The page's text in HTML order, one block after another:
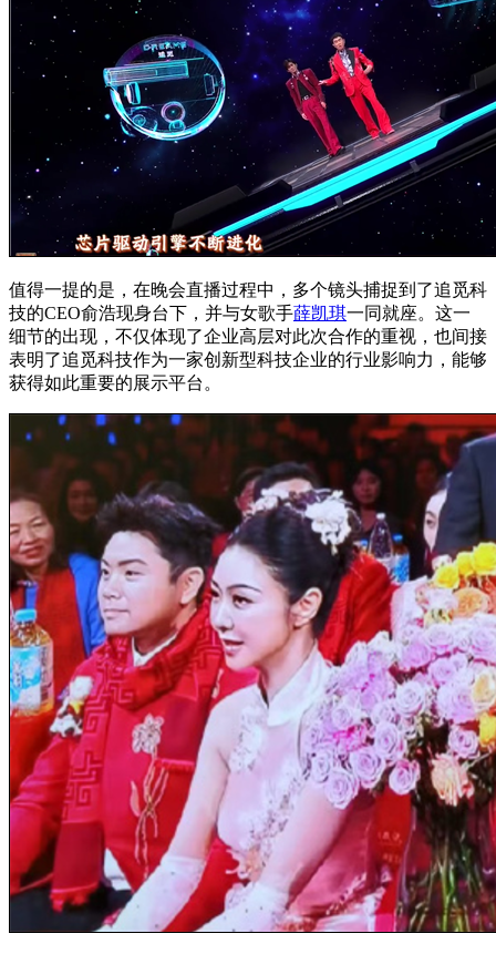
值得一提的是，在晚会直播过程中，多个镜头捕捉到了追觅科
技的CEO俞浩现身台下，并与女歌手薛凯琪一同就座。这一
细节的出现，不仅体现了企业高层对此次合作的重视，也间接
表明了追觅科技作为一家创新型科技企业的行业影响力，能够
获得如此重要的展示平台。